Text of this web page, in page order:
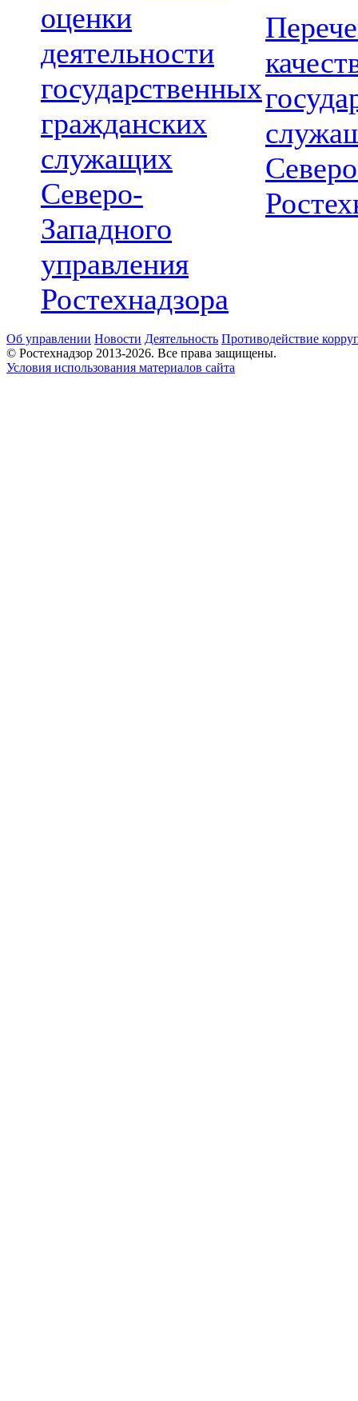
оценки
деятельности
государственных
гражданских
служащих
Северо-
Западного
управления
Ростехнадзора
Об управлении Новости Деятельность Противодействие
© Ростехнадзор 2013-2026. Все права защищены.
Условия использования материалов сайта